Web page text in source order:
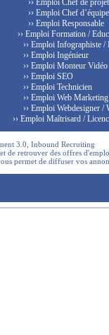
›› Emploi Chef de projet
›› Emploi Chef d’équipe
›› Emploi Responsable
›› Emploi Formation /
›› Emploi Infographiste
›› Emploi Ingénieur
›› Emploi Monteur Vidéo
›› Emploi SEO
›› Emploi Technicien
›› Emploi Web Marketing
›› Emploi Webdesigner /
›› Emploi Maîtrisard /
3.0, Inbound Recruiting
de retrouver des offres
permet de diffuser vos